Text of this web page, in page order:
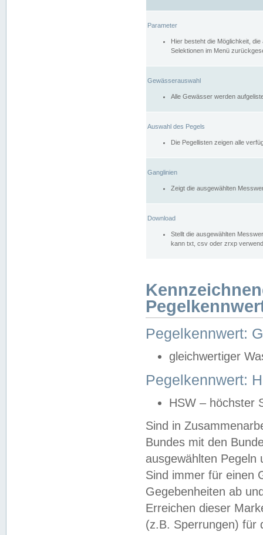
Parameter
Hier besteht die Möglichkeit,
Selektionen im Menü
Gewässerauswahl
Alle Gewässer werden
Auswahl des Pegels
Die Pegellisten zeigen alle
Ganglinien
Zeigt die ausgewählten
Download
Stellt die ausgewählten
kann txt, csv oder zrxp
Pegelkennwert:
gleichwertiger
Pegelkennwert:
HSW – höchster
Sind in
Bundes mit den
ausgewählten
Sind immer für einen
Gegebenheiten ab
Erreichen dieser
(z.B. Sperrungen) für